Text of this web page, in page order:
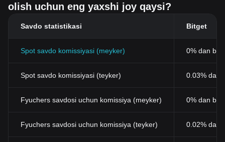
innovatsiyalar uchun yangi yo'llarni ochadi.
Bundan tashqari, IoTeX-ning markazsizlash tirishga bo'lgan
yondashuvi foydalanuvchilarga o'z ma'lumotlarini nazorat qilish
istiqbolli alternativani taklif qiladi. Foydalanuvch
iga yo'naltirilgan
yanada shaffof va xavfsiz moliyaviy operatsiyalarga yo'l ochib
sodiqligi uni turli blokcheynlar o'rtasida uzluksiz ma'lumotlar va
sektorda kuchli kuch sifatida ko'rsatadi va shu bilan yanada
olish uchun eng yaxshi joy qaysi?
Savdo statistikasi Bitget
Spot savdo komissiyasi (meyker) 0% dan
Spot savdo komissiyasi (teyker) 0.03% dan
Fyuchers savdosi uchun komissiya (meyker) 0% dan
Fyuchers savdosi uchun komissiya (teyker) 0.02% dan